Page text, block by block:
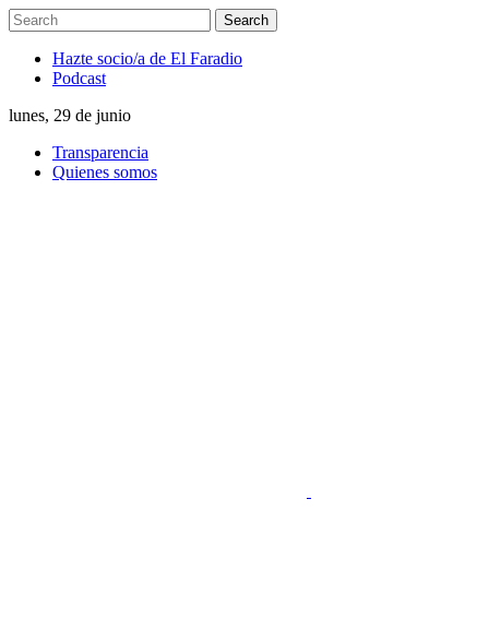
Hazte socio/a de El Faradio
Podcast
lunes, 29 de junio
Transparencia
Quienes somos